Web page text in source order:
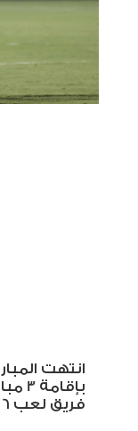
انتهت
فريق لعب 6 مباريات.